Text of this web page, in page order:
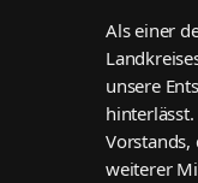
Als einer
unsere
Vorstands,
weiterer